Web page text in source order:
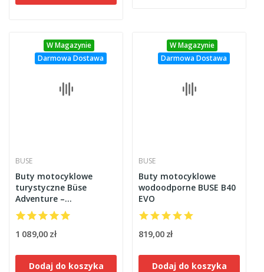
W Magazynie
Darmowa Dostawa
BUSE
Buty motocyklowe
turystyczne Büse
Adventure –
Wytrzymałość i komfort
na każdą wyprawę
1 089,00 zł
Dodaj do koszyka
W Magazynie
Darmowa Dostawa
BUSE
Buty motocyklowe
wodoodporne BUSE B40
EVO
819,00 zł
Dodaj do koszyka